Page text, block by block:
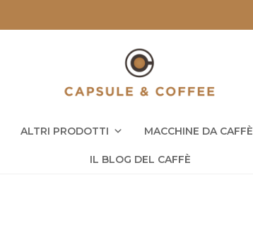
ALTRI PRODOTTI MACCHINE DA CAFFÈ
IL BLOG DEL CAFFÈ